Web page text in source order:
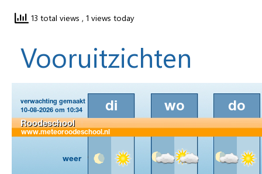
13 total views , 1 views today
Vooruitzichten